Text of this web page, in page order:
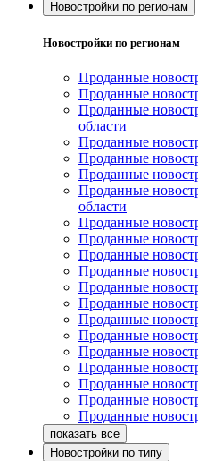
Новостройки по регионам
Новостройки по регионам
Проданные
Проданные
Проданные
области
Проданные
Проданные
Проданные
Проданные
области
Проданные
Проданные
Проданные
Проданные
Проданные
Проданные
Проданные
Проданные
Проданные
Проданные
Проданные
Проданные
Проданные
Новостройки по типу